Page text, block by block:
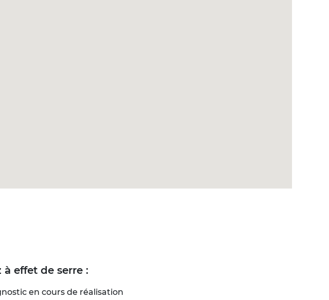
à effet de serre :
en cours de réalisation